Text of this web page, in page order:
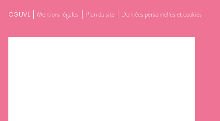
CGUVL Mentions légales Plan du site Données personnelles et cookies